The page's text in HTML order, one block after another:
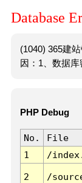
Database
(1040) 365建
因：1、数据库
PHP Debug
No. File
1
/
2 /